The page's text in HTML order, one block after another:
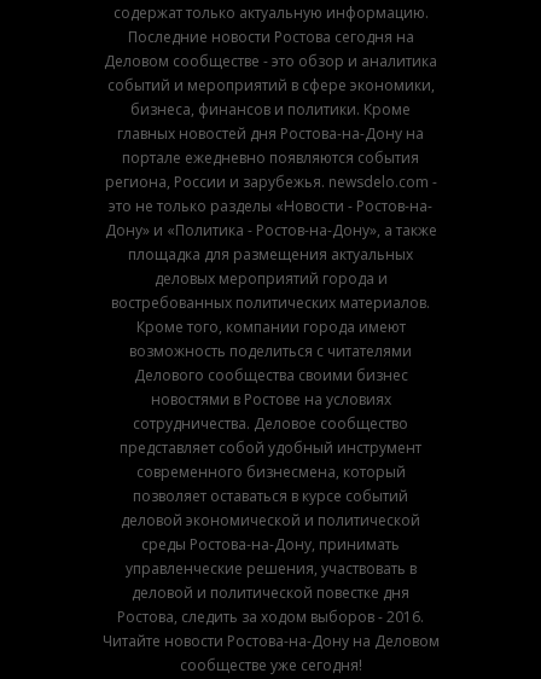
содержат только актуальную информацию.
Последние новости Ростова сегодня на
Деловом сообществе - это обзор и аналитика
событий и мероприятий в сфере экономики,
бизнеса, финансов и политики. Кроме
главных новостей дня Ростова-на-Дону на
портале ежедневно появляются события
региона, России и зарубежья. newsdelo.com -
это не только разделы «Новости - Ростов-на-
Дону» и «Политика - Ростов-на-Дону», а также
площадка для размещения актуальных
деловых мероприятий города и
востребованных политических материалов.
Кроме того, компании города имеют
возможность поделиться с читателями
Делового сообщества своими бизнес
новостями в Ростове на условиях
сотрудничества. Деловое сообщество
представляет собой удобный инструмент
современного бизнесмена, который
позволяет оставаться в курсе событий
деловой экономической и политической
среды Ростова-на-Дону, принимать
управленческие решения, участвовать в
деловой и политической повестке дня
Ростова, следить за ходом выборов - 2016.
Читайте новости Ростова-на-Дону на Деловом
сообществе уже сегодня!